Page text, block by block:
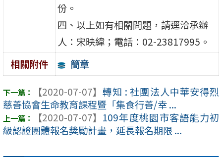
份。
四、以上如有相關問題，請逕洽承辦
人：宋映緯；電話：02-23817995。
相關附件
簡章
【2020-07-07】 轉知 : 社團法人中華安得烈
慈善協會生命教育課程暨「集食行善/幸 ...
【2020-07-07】 109年度桃園市客語能力初
級認證團體報名獎勵計畫，延長報名期限 ...